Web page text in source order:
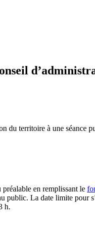
du territoire à une séance
préalable en remplissant le
La date limite pour
h.